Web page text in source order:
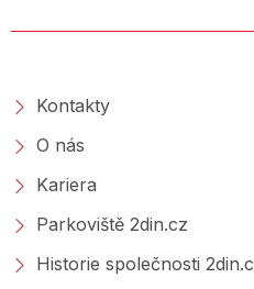
Kontakty
O nás
Kariera
Parkoviště 2din.cz
Historie společnosti